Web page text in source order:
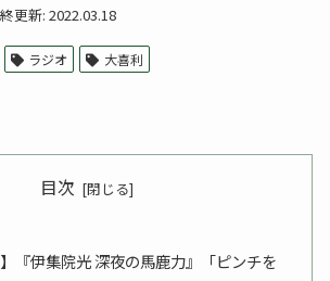
2022.03.18
ラジオ 大喜利
目次
】『伊集院光 深夜の馬鹿力』「ピンチを